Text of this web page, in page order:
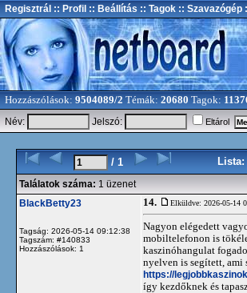
Regisztrál :: Profil :: Beállítás :: Tagok :: Szavazógép
Hozzászólások: 9504089/2 Témák: 20680 Tagok:
Név:
Jelszó: Eltárol
/ 1 Lista:
Találatok száma: 1 üzenet
BlackBetty23
Tagság: 2026-05-14 09:12:38
Tagszám: #140833
Hozzászólások: 1
14. Elküldve: 2026-05-14
Nagyon elégedett
mobiltelefonon is
kaszinóhangulat
nyelven is segített, ami
https://
így kezdőknek és